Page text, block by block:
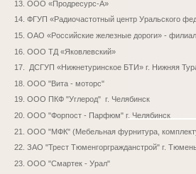
13. ООО «Продресурс-А»
14. ФГУП «Радиочастотный центр Уральского
15. ОАО «Российские железные дороги» -
16. ООО ТД «Яковлевский»
17. ДСГУП «Нижнетуринское БТИ» г. Нижняя
18. ООО "Вита - моторс"
19. ООО ПКФ "Углерод" г. Челябинск
20. ООО "Форпост - Парфюм" г. Челябинск
21. ООО "МФК" (Мебельная фурнитура,
22. ЗАО "Трест Тюменгоргражданстрой" г.
23. ООО "Смартек - Урал"